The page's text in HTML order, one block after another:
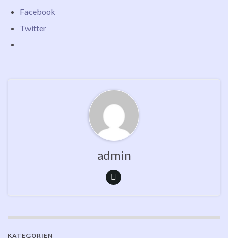
Facebook
Twitter
admin
KATEGORIEN